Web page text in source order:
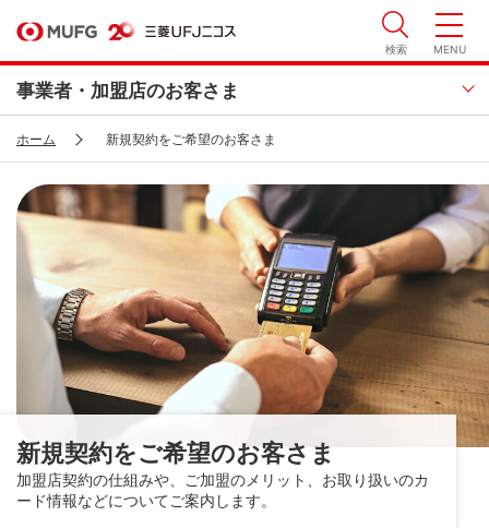
検索 MENU
事業者・加盟店のお客さま
ホーム 新規契約をご希望のお客さま
新規契約をご希望のお客さま
加盟店契約の仕組みや、ご加盟のメリット、お取り扱いのカ
ード情報などについてご案内します。